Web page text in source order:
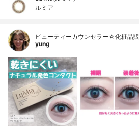
ルミア
ビューティーカウンセラー☆化粧品
yung